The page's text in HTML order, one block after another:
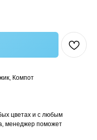
Компот
цветах и с любым
менеджер поможет